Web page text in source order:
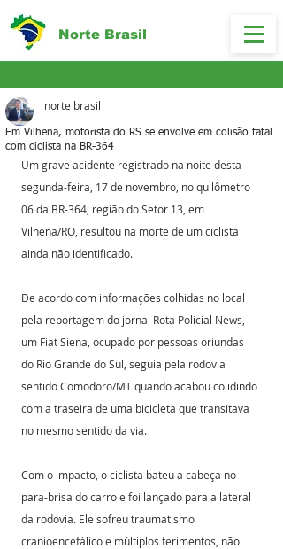
Norte Brasil
Em Vilhena, motorista do RS se envolve em colisão fatal
com ciclista na BR-364
norte brasil
Um grave acidente registrado na noite desta
segunda-feira, 17 de novembro, no quilômetro
06 da BR-364, região do Setor 13, em
Vilhena/RO, resultou na morte de um ciclista
ainda não identificado.
De acordo com informações colhidas no local
pela reportagem do jornal Rota Policial News,
um Fiat Siena, ocupado por pessoas oriundas
do Rio Grande do Sul, seguia pela rodovia
sentido Comodoro/MT quando acabou colidindo
com a traseira de uma bicicleta que transitava
no mesmo sentido da via.
Com o impacto, o ciclista bateu a cabeça no
para-brisa do carro e foi lançado para a lateral
da rodovia. Ele sofreu traumatismo
cranioencefálico e múltiplos ferimentos, não